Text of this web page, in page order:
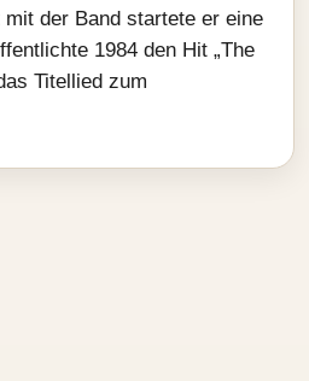
der Band startete er eine
1984 den Hit „The
Titellied zum